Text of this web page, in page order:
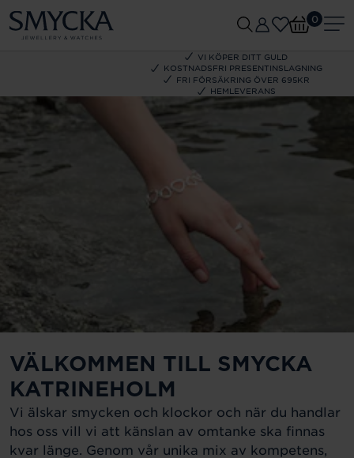
VI KÖPER DITT GULD
KOSTNADSFRI PRESENTINSLAGNING
FRI FÖRSÄKRING ÖVER 695KR
HEMLEVERANS
0
VÄLKOMMEN TILL SMYCKA
KATRINEHOLM
Vi älskar smycken och klockor och när du handlar
hos oss vill vi att känslan av omtanke ska finnas
kvar länge. Genom vår unika mix av kompetens,